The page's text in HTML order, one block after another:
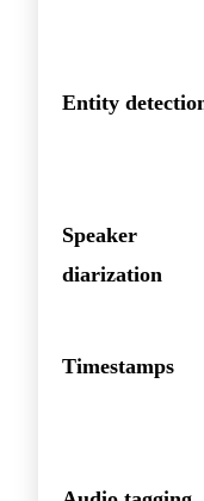
Entity
Speaker
diarization
Timestamps